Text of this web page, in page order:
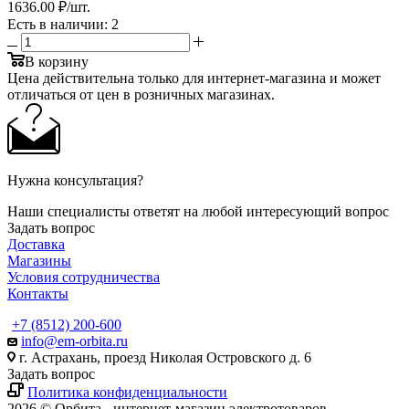
1636.00 ₽/шт.
Есть в наличии: 2
В корзину
Цена действительна только для интернет-магазина и может
отличаться от цен в розничных магазинах.
Нужна консультация?
Наши специалисты ответят на любой интересующий вопрос
Задать вопрос
Доставка
Магазины
Условия сотрудничества
Контакты
+7 (8512) 200-600
info@em-orbita.ru
г. Астрахань, проезд Николая Островского д. 6
Задать вопрос
Политика конфиденциальности